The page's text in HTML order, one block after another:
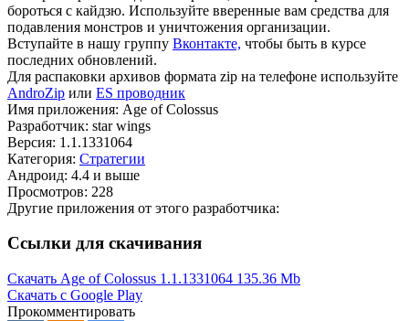
бороться с кайдзю. Используйте вверенные вам средства для
подавления монстров и уничтожения организации.
Вступайте в нашу группу Вконтакте, чтобы быть в курсе
последних обновлений.
Для распаковки архивов формата zip на телефоне используйте
AndroZip или ES проводник
Имя приложения: Age of Colossus
Разработчик: star wings
Версия: 1.1.1331064
Категория: Стратегии
Андроид: 4.4 и выше
Просмотров: 228
Другие приложения от этого разработчика:
Ссылки для скачивания
Скачать Age of Colossus 1.1.1331064 135.36 Mb
Скачать с Google Play
Прокомментировать